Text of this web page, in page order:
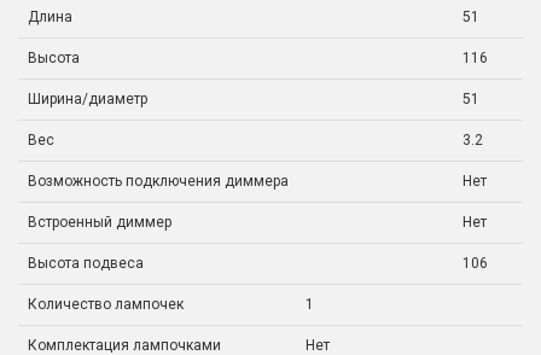
Длина 51
Высота 116
Ширина/диаметр 51
Вес 3.2
Возможность подключения диммера Нет
Встроенный диммер Нет
Высота подвеса 106
Количество лампочек 1
Комплектация лампочками Нет